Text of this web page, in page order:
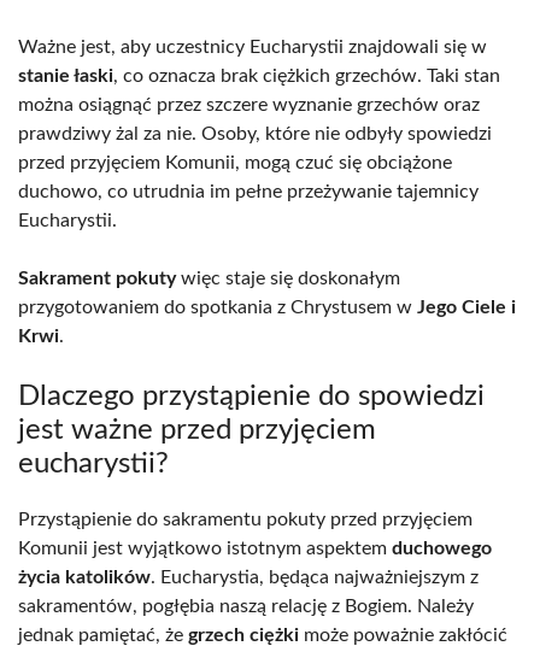
Ważne jest, aby uczestnicy Eucharystii znajdowali się w
stanie łaski, co oznacza brak ciężkich grzechów. Taki stan
można osiągnąć przez szczere wyznanie grzechów oraz
prawdziwy żal za nie. Osoby, które nie odbyły spowiedzi
przed przyjęciem Komunii, mogą czuć się obciążone
duchowo, co utrudnia im pełne przeżywanie tajemnicy
Eucharystii.
Sakrament pokutywięc staje się doskonałym
przygotowaniem do spotkania z Chrystusem w Jego Ciele i
Krwi.
Dlaczego przystąpienie do spowiedzi
jest ważne przed przyjęciem
eucharystii?
Przystąpienie do sakramentu pokuty przed przyjęciem
Komunii jest wyjątkowo istotnym aspektem duchowego
życia katolików. Eucharystia, będąca najważniejszym z
sakramentów, pogłębia naszą relację z Bogiem. Należy
jednak pamiętać, że grzech ciężki może poważnie zakłócić